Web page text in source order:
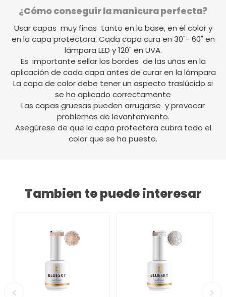
¿Cómo conseguir la manicura perfecta?
Usar capas muy finas tanto en la base, en el color y
en la capa protectora. Cada capa cura en 30"- 60" en
lámpara LED y 120" en UVA.
Es importante sellar los bordes de las uñas en la
aplicación de cada capa antes de curar en la lámpara
La capa de color debe tener un aspecto traslúcido si
se ha aplicado correctamente
Las capas gruesas pueden arrugarse y provocar
problemas de levantamiento.
Asegúrese de que la capa protectora cubra todo el
color que se ha puesto.
Tambien te puede interesar